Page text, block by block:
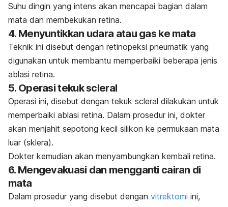
Suhu dingin yang intens akan mencapai bagian dalam
mata dan membekukan retina.
4. Menyuntikkan udara atau gas ke mata
Teknik ini disebut dengan retinopeksi pneumatik yang
digunakan untuk membantu memperbaiki beberapa jenis
ablasi retina.
5. Operasi tekukscleral
Operasi ini, disebut dengan tekuk scleral dilakukan untuk
memperbaiki ablasi retina. Dalam prosedur ini, dokter
akan menjahit sepotong kecil silikon ke permukaan mata
luar (sklera).
Dokter kemudian akan menyambungkan kembali retina.
6. Mengevakuasi dan mengganti cairan di
mata
Dalam prosedur yang disebut dengan vitrektomi ini,